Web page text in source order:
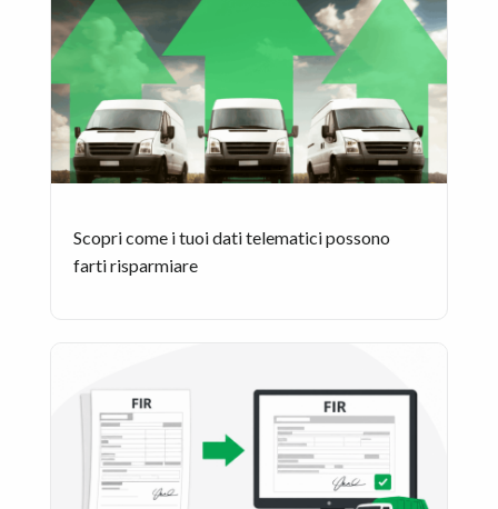
Scopri come i tuoi dati telematici possono
farti risparmiare